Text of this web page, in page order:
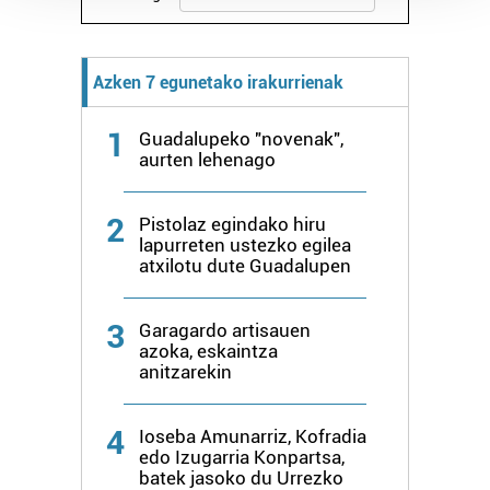
Guk eta gure bazkideek zure datu pertsonalak
teknologia erabiliz, cookieak adibidez, iragarki eta eduki
pertsonalizatuak eskaintzeko, iragarkiak eta edukia
produktuak garatzeko. Zure datuak nork eta zertarako
erabiltzen dituen hauta dezakezu.
Bazkide batzuek ez dizute baimenik eskatzen, eta beren
interes komertzial legitimoetan babesten dira. Ikusi gure
bazkideen zerrenda, beren ustez zein helburutarako
duten interes legitimoa eta horren aurka nola egin
dezakezun ikusteko.
Lortu zure datu pertsonalak prozesatzeko moduari
buruzko informazio gehiago eta ezarri zure lehentasunak
datuen atalean. Edozein unetan alda edo ken dezakezu
zure baimena Cookieen adierazpenean.
Azken 7 egunetako irakurrienak
1
Guadalupeko "novenak",
aurten lehenago
2
Pistolaz egindako hiru
lapurreten ustezko egilea
atxilotu dute Guadalupen
3
Garagardo artisauen
azoka, eskaintza
anitzarekin
4
Ioseba Amunarriz, Kofradia
edo Izugarria Konpartsa,
batek jasoko du Urrezko